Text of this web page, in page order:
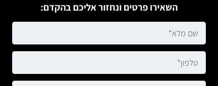
השאירו פרטים ונחזור אליכם בהקדם: